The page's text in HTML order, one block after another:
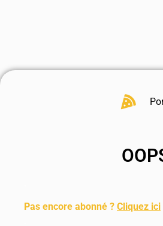
Pas encore abonné ? Cliquez ici